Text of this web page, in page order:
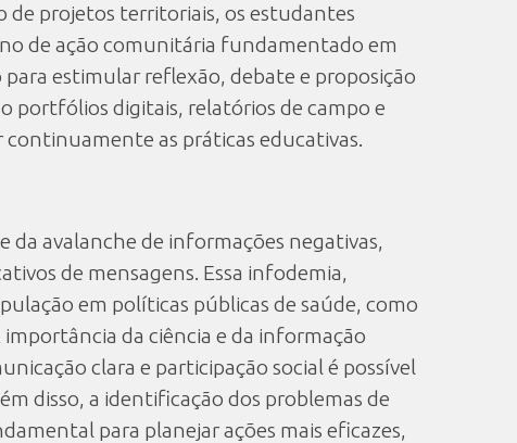
de projetos territoriais, os estudantes
de ação comunitária fundamentado em
estimular reflexão, debate e proposição
portfólios digitais, relatórios de campo e
as práticas educativas.
da avalanche de informações negativas,
de mensagens. Essa infodemia,
em políticas públicas de saúde, como
importância da ciência e da informação
clara e participação social é possível
disso, a identificação dos problemas de
para planejar ações mais eficazes,